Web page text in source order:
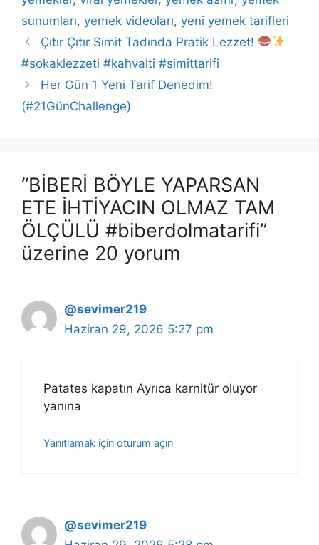
sunumları, yemek videoları, yeni yemek tarifleri
Çıtır Çıtır Simit Tadında Pratik Lezzet!
#sokaklezzeti #kahvalti #simittarifi
Her Gün 1 Yeni Tarif Denedim!
(#21GünChallenge)
“BİBERİ BÖYLE YAPARSAN
ETE İHTİYACIN OLMAZ TAM
ÖLÇÜLÜ #biberdolmatarifi”
üzerine 20 yorum
@sevimer219
Haziran 29, 2026 5:27 pm
Patates kapatın Ayrıca karnitür oluyor
yanına
Yanıtlamak için oturum açın
@sevimer219